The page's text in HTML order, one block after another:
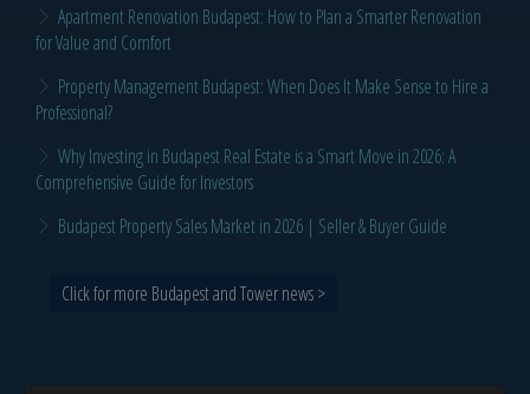
Apartment Renovation Budapest: How to Plan a Smarter Renovation
for Value and Comfort
Property Management Budapest: When Does It Make Sense to Hire a
Professional?
Why Investing in Budapest Real Estate is a Smart Move in 2026: A
Comprehensive Guide for Investors
Budapest Property Sales Market in 2026 | Seller & Buyer Guide
Click for more Budapest and Tower news >